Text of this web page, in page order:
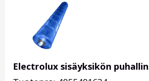
Electrolux sisäyksikön